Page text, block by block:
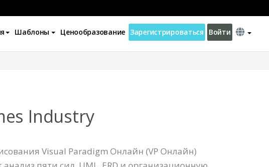
Шаблоны Ценообразование Зарегистрироваться Войти
Industry
Visual Paradigm Онлайн (VP Онлайн)